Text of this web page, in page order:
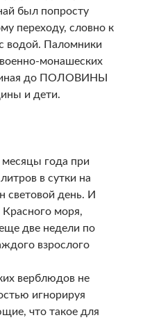
был попросту
переходу, словно к
водой. Паломники
монашеских
до ПОЛОВИНЫ
и дети.
года при
в сутки на
световой день. И
Красного моря,
две недели по
взрослого
верблюдов не
игнорируя
что такое для